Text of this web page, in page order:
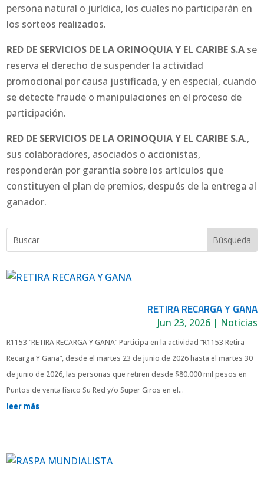
persona natural o jurídica, los cuales no participarán en
los sorteos realizados.
RED DE SERVICIOS DE LA ORINOQUIA Y EL CARIBE S.A se
reserva el derecho de suspender la actividad
promocional por causa justificada, y en especial, cuando
se detecte fraude o manipulaciones en el proceso de
participación.
RED DE SERVICIOS DE LA ORINOQUIA Y EL CARIBE S.A.,
sus colaboradores, asociados o accionistas,
responderán por garantía sobre los artículos que
constituyen el plan de premios, después de la entrega al
ganador.
RETIRA RECARGA Y GANA
Jun 23, 2026| Noticias
R1153 “RETIRA RECARGA Y GANA” Participa en la actividad “R1153 Retira
Recarga Y Gana”, desde el martes 23 de junio de 2026 hasta el martes 30
de junio de 2026, las personas que retiren desde $80.000 mil pesos en
Puntos de venta físico Su Red y/o Super Giros en el...
leer más